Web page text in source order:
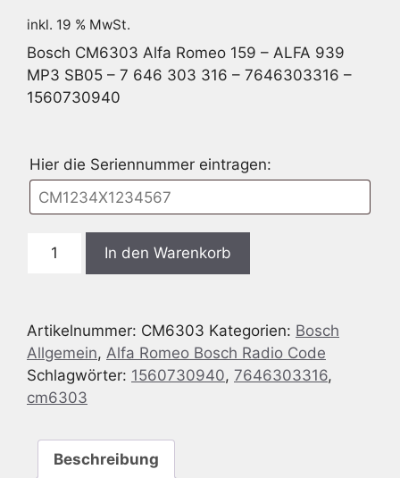
inkl. 19 % MwSt.
Bosch CM6303 Alfa Romeo 159 – ALFA 939
MP3 SB05 – 7 646 303 316 – 7646303316 –
1560730940
Hier die Seriennummer eintragen:
Bosch
159
-
ALFA
939
SB05
In den Warenkorb
Artikelnummer: CM6303 Kategorien: Bosch
Allgemein, Alfa Romeo Bosch Radio Code
Schlagwörter: 1560730940, 7646303316,
cm6303
Beschreibung